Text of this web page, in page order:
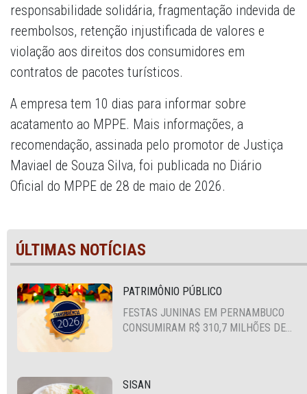
responsabilidade solidária, fragmentação indevida de
reembolsos, retenção injustificada de valores e
violação aos direitos dos consumidores em
contratos de pacotes turísticos.
A empresa tem 10 dias para informar sobre
acatamento ao MPPE. Mais informações, a
recomendação, assinada pelo promotor de Justiça
Maviael de Souza Silva, foi publicada no Diário
Oficial do MPPE de 28 de maio de 2026.
ÚLTIMAS NOTÍCIAS
PATRIMÔNIO PÚBLICO
FESTAS JUNINAS EM PERNAMBUCO
CONSUMIRAM R$ 310,7 MILHÕES DE
SISAN